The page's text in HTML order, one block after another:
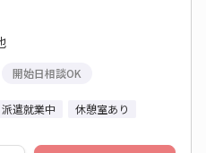
開始日相談OK
派遣就業中 休憩室あり